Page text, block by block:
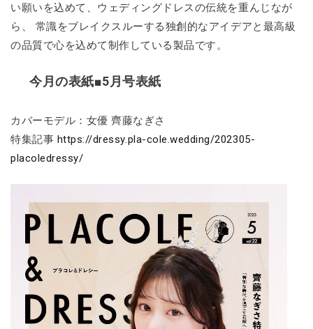
い願いを込めて、ウェディングドレスの伝統を重んじなが
ら、 常識をブレイクスルーする独創的なアイデアと最高級
の品質で心を込めて制作している製品です。
今月の表紙■5月号表紙
カバーモデル：女優 齊藤なぎさ
特集記事 https://dressy.pla-cole.wedding/202305-
placoledressy/